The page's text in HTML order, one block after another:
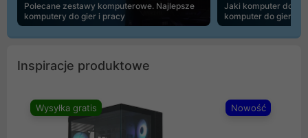
Polecane zestawy komputerowe. Najlepsze
komputery do gier i pracy
Jaki komputer do
komputer do gier |
Inspiracje produktowe
Wysyłka gratis Nowość